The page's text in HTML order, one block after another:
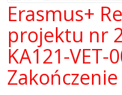
Erasmus+
projektu nr
KA121-VET-